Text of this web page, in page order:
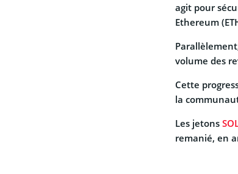
agit pour
Ethereum
volume des
Cette
la
Les jetons
remanié, en